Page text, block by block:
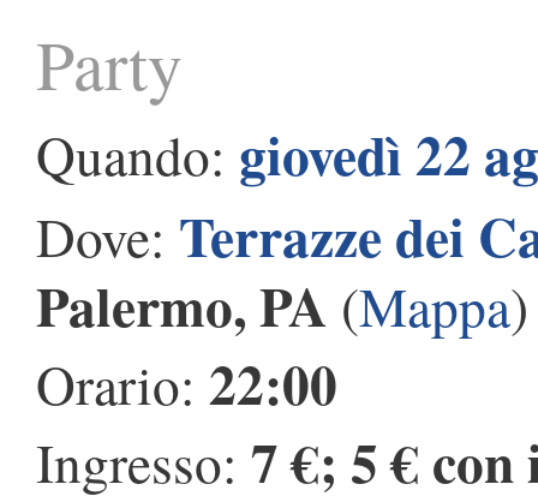
Party
Quando: giovedì 22
Dove: Terrazze dei
Palermo, PA (Mappa)
Orario: 22:00
Ingresso: 7 €; 5 € con